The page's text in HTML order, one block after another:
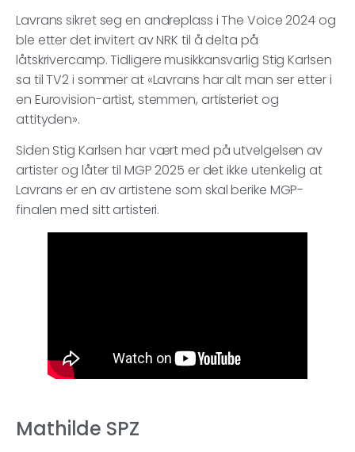
Lavrans sikret seg en andreplass i The Voice 2024 og
ble etter det invitert av NRK til å delta på
låtskrivercamp. Tidligere musikkansvarlig Stig Karlsen
sa til TV2 i sommer at «Lavrans har alt man ser etter i
en Eurovision-artist, stemmen, artisteriet og
attityden».
Siden Stig Karlsen har vært med på utvelgelsen av
artister og låter til MGP 2025 er det ikke utenkelig at
Lavrans er en av artistene som skal berike MGP-
finalen med sitt artisteri.
Mathilde SPZ